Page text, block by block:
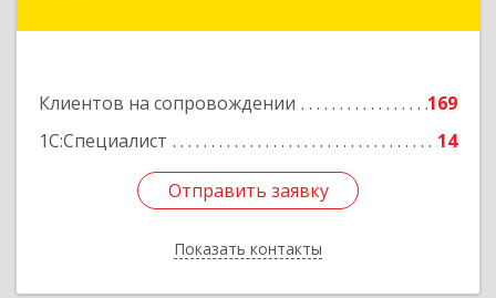
Клиентов на сопровождении
169
1С:Специалист
14
Отправить заявку
Показать контакты
Отправить заявку
Назад